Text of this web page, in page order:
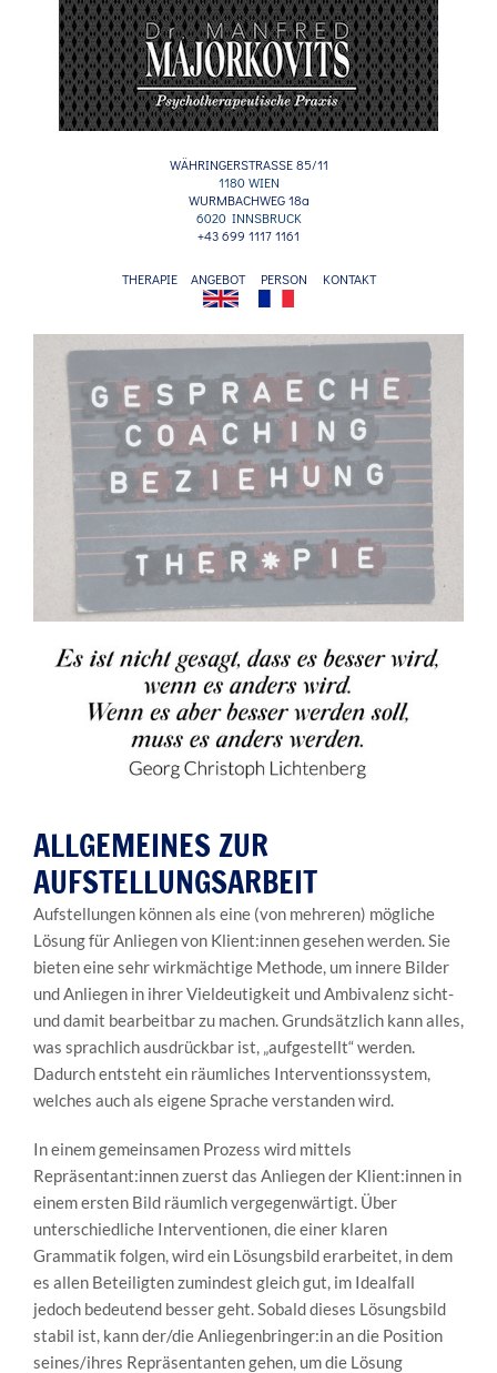
WÄHRINGERSTRASSE 85/11
1180 WIEN
WURMBACHWEG 18a
6020 INNSBRUCK
+43 699 1117 1161
THERAPIE ANGEBOT PERSON KONTAKT
ALLGEMEINES ZUR
AUFSTELLUNGSARBEIT
Aufstellungen können als eine (von mehreren) mögliche
Lösung für Anliegen von Klient:innen gesehen werden. Sie
bieten eine sehr wirkmächtige Methode, um innere Bilder
und Anliegen in ihrer Vieldeutigkeit und Ambivalenz sicht-
und damit bearbeitbar zu machen. Grundsätzlich kann alles,
was sprachlich ausdrückbar ist, „aufgestellt“ werden.
Dadurch entsteht ein räumliches Interventionssystem,
welches auch als eigene Sprache verstanden wird.
In einem gemeinsamen Prozess wird mittels
Repräsentant:innen zuerst das Anliegen der Klient:innen in
einem ersten Bild räumlich vergegenwärtigt. Über
unterschiedliche Interventionen, die einer klaren
Grammatik folgen, wird ein Lösungsbild erarbeitet, in dem
es allen Beteiligten zumindest gleich gut, im Idealfall
jedoch bedeutend besser geht. Sobald dieses Lösungsbild
stabil ist, kann der/die Anliegenbringer:in an die Position
seines/ihres Repräsentanten gehen, um die Lösung